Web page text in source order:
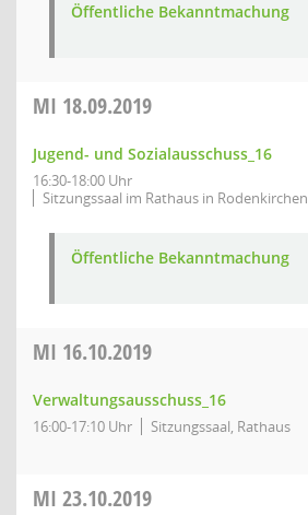
Öffentliche Bekanntmachung
MI 18.09.2019
Jugend- und Sozialausschuss_16
16:30-18:00 Uhr
Sitzungssaal im Rathaus in Rodenkirchen
Öffentliche Bekanntmachung
MI 16.10.2019
Verwaltungsausschuss_16
16:00-17:10 Uhr Sitzungssaal, Rathaus
MI 23.10.2019